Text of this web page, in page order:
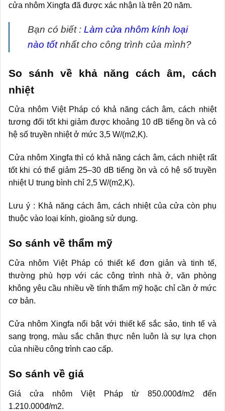
cửa nhôm Xingfa đã được xác nhận là trên 20 năm.
Bạn có biết : Làm cửa nhôm kính loại
nào tốtnhất cho công trình của mình?
So sánh về khả năng cách âm, cách
nhiệt
Cửa nhôm Việt Pháp có khả năng cách âm, cách nhiệt
tương đối tốt khi giảm được khoảng 10 dB tiếng ồn và có
hệ số truyền nhiệt ở mức 3,5 W/(m2,K).
Cửa nhôm Xingfa thì có khả năng cách âm, cách nhiệt rất
tốt khi có thể giảm 25–30 dB tiếng ồn và có hệ số truyền
nhiệt ​​U trung bình chỉ 2,5 W/(m2,K).
Lưu ý : Khả năng cách âm, cách nhiệt của cửa còn phụ
thuộc vào loại kính, gioăng sử dụng.
So sánh về thẩm mỹ
Cửa nhôm Việt Pháp có thiết kế đơn giản và tinh tế,
thường phù hợp với các công trình nhà ở, văn phòng
không yêu cầu nhiều về tính thẩm mỹ hoặc chỉ cần ở mức
cơ bản.
Cửa nhôm Xingfa nổi bật với thiết kế sắc sảo, tinh tế và
sang trọng, màu sắc chân thực nên luôn là sự lựa chọn
của nhiều công trình cao cấp.
So sánh về giá
Giá cửa nhôm Việt Pháp từ 850.000đ/m2 đến
1.210.000đ/m2.